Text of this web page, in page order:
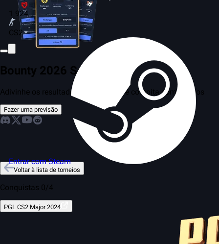
1 924
CS2
Entrar com Steam
Bounty 2026 Season 2
Adivinhe os resultados das partidas e compita com amigos
Fazer uma previsão
Voltar à lista de torneios
Conquistas 0/4
PGL CS2 Major 2024